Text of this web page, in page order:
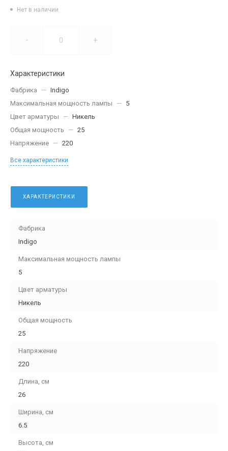
Нет в наличии
- +
Характеристики
Фабрика — Indigo
Максимальная мощность лампы
— 5
Цвет арматуры
— Никель
Общая мощность
— 25
Напряжение — 220
Все характеристики
ХАРАКТЕРИСТИКИ
Фабрика
Indigo
Максимальная мощность лампы
5
Цвет арматуры
Никель
Общая мощность
25
Напряжение
220
Длина, см
26
Ширина, см
6.5
Высота, см